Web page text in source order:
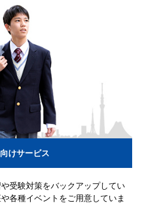
けサービス
受験対策をバックアップしてい
各種イベントをご用意していま